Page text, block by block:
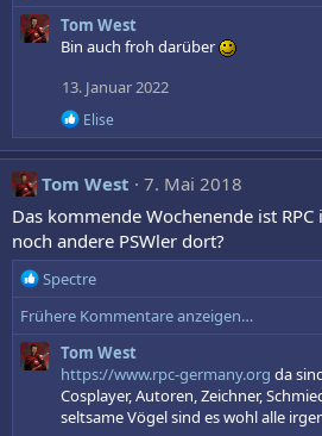
e
a
n
e
n
Tom West
Bin auch froh darüber
13. Januar 2022
R
e
a
k
t
i
o
n
n
:
Elise
Tom West
7. Mai 2018
Das kommende Wochenende ist
noch andere PSWler dort?
R
e
a
k
t
Spectre
Frühere Kommentare anzeigen…
Tom West
https://www.rpc-germany.org da
Cosplayer, Autoren, Zeichner,
seltsame Vögel sind es wohl alle